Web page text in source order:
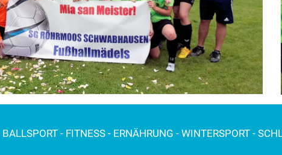
- FITNESS - ERNÄHRUNG - WINTERSPORT -